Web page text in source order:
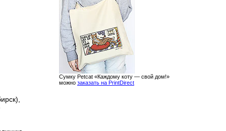
Сумку Petcat «Каждому коту — свой дом!»
можно заказать на PrintDirect